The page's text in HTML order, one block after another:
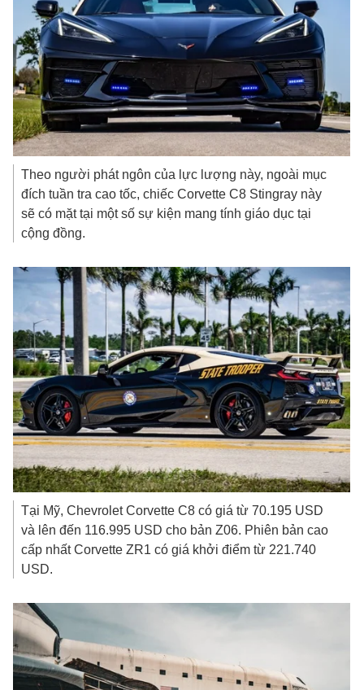
Theo người phát ngôn của lực lượng này, ngoài mục
đích tuần tra cao tốc, chiếc Corvette C8 Stingray này
sẽ có mặt tại một số sự kiện mang tính giáo dục tại
cộng đồng.
Tại Mỹ, Chevrolet Corvette C8 có giá từ70.195 USD
và lên đến 116.995 USD cho bản Z06. Phiên bản cao
cấp nhất Corvette ZR1 có giá khởi điểm từ 221.740
USD.